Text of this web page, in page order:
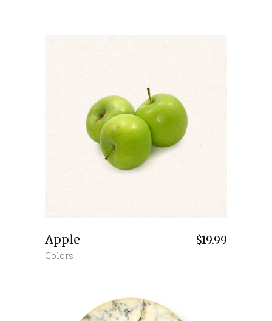
Apple $19.99
Colors